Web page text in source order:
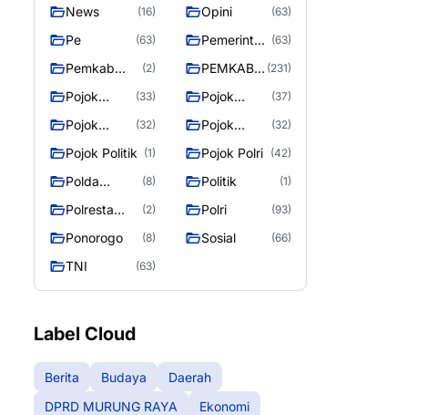
News (16) Opini (63)
Pe (63)
Pemerintah (63)
Pemkab
Raya
(2)
PEMKAB
RAYA
(231)
Pojok
(33)
Pojok
(37)
Pojok
(32)
Pojok
(32)
Pojok Politik (1) Pojok Polri (42)
Polda
Tengah
(8) Politik (1)
Polresta
Raya
(2) Polri (93)
Ponorogo (8) Sosial (66)
TNI (63)
Label Cloud
Berita Budaya
Daerah
DPRD MURUNG RAYA
Ekonomi